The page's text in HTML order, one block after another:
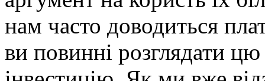
нам часто доводиться
ви повинні розглядати